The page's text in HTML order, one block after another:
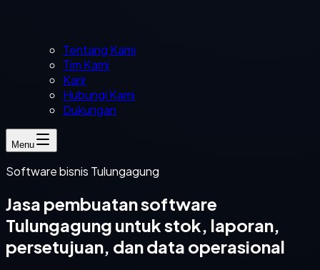
Tentang Kami
Tim Kami
Karir
Hubungi Kami
Dukungan
Menu
Software bisnis Tulungagung
Jasa pembuatan software
Tulungagung untuk stok, laporan,
persetujuan, dan data operasional